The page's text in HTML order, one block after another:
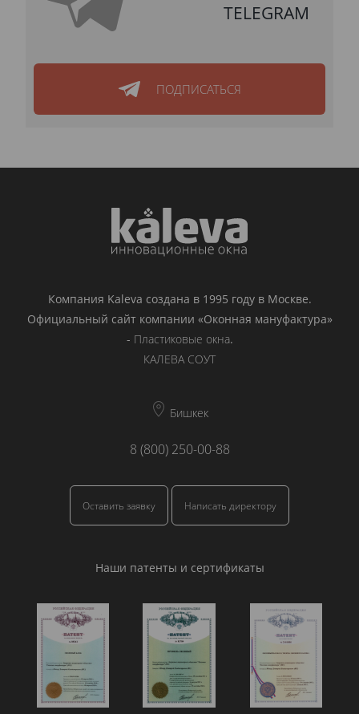
TELEGRAM
ПОДПИСАТЬСЯ
Компания Kaleva создана в 1995 году в Москве.
Официальный сайт компании «Оконная мануфактура»
- Пластиковые окна.
КАЛЕВА СОУТ
Бишкек
8 (800) 250-00-88
Оставить заявку Написать директору
Наши патенты и сертификаты